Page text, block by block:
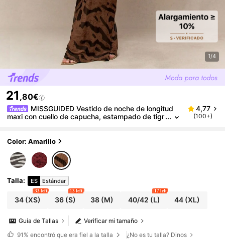
1/4
21 ,80€
MISSGUIDED Vestido de noche de longitud
maxi con cuello de capucha, estampado de tigr
es, de largo hasta el piso
4,77
(100+)
Color: Amarillo
Talla: ES Estándar
34(XS)
33 left
36 (S)
13 left
38(M) 40/42 (L)
17 left
44 (XL)
Verificar mi tamaño
Guía de Tallas
91% encontró que era fiel a la talla ¿No es tu talla? Dinos